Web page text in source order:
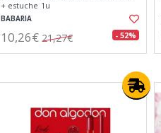
+ estuche 1u
BABARIA
10,26€ 21,27€ - 52%